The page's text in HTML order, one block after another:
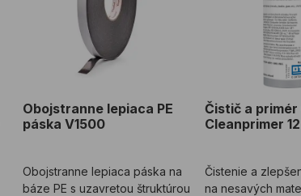
Obojstranne lepiaca PE
páska V1500
Obojstranne lepiaca páska na
báze PE s uzavretou štruktúrou
Čistič a primér
Cleanprimer
Čistenie a
na nesavých